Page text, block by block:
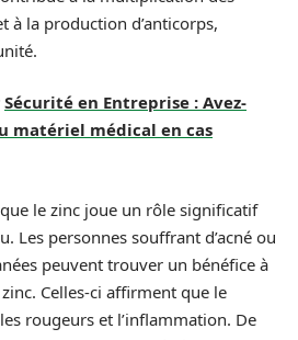
à la production d’anticorps,
Sécurité en Entreprise : Avez-
matériel médical en cas
le zinc joue un rôle significatif
Les personnes souffrant d’acné ou
peuvent trouver un bénéfice à
Celles-ci affirment que le
rougeurs et l’inflammation. De